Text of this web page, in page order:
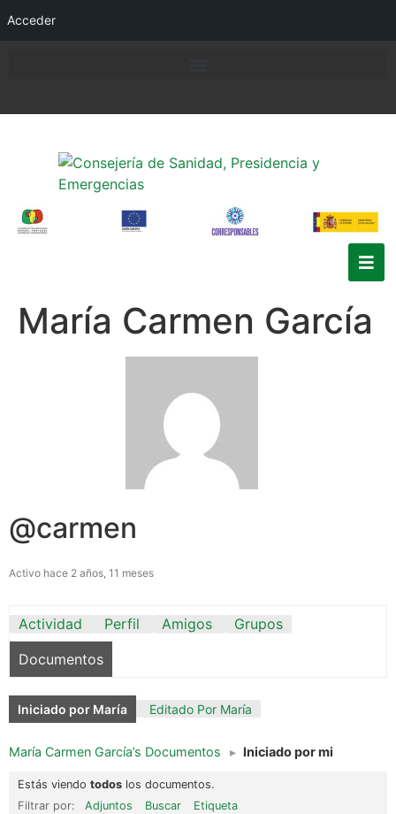
Acceder
María Carmen García
@carmen
Activo hace 2 años, 11 meses
Actividad Perfil Amigos
Grupos
Documentos
Iniciado por María Editado Por María
María Carmen García’s Documentos ▸ Iniciado por mi
Estás viendo todos los documentos.
Filtrar por:
Adjuntos Buscar Etiqueta